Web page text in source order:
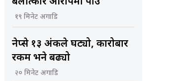
१९ मिनेट अगाडि
नेप्से १३ अंकले घट्यो, कारोबार
रकम भने बढ्यो
२० मिनेट अगाडि